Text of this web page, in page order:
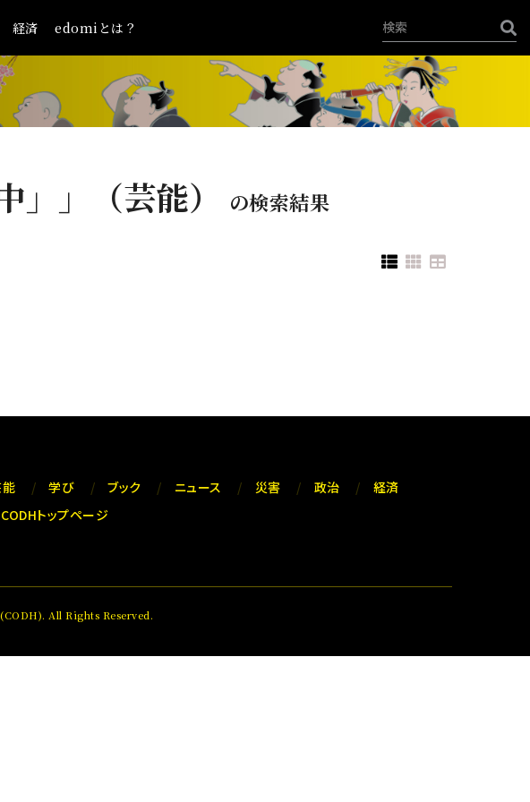
経済 edomiとは？
」」（芸能） の検索結果
学び ブック ニュース 災害 政治
経済
CODHトップページ
(CODH). All Rights Reserved.